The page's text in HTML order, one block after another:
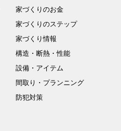
家づくりのお金
家づくりのステップ
家づくり情報
構造・断熱・性能
設備・アイテム
間取り・プランニング
防犯対策